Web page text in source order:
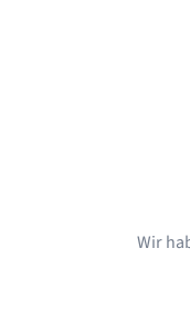
Wir